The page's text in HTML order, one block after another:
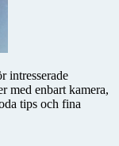
intresserade
med enbart kamera,
tips och fina